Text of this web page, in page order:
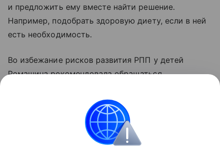
и предложить ему вместе найти решение.
Например, подобрать здоровую диету, если в ней
есть необходимость.
Во избежание рисков развития РПП у детей
Ромашина рекомендовала обращаться
чем раньше пресечь корень проблемы, тем
быстрее и благоприятнее будет результат.